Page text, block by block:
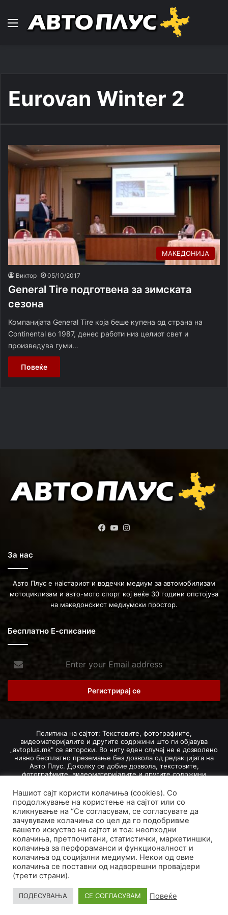
Навигација
Eurovan Winter 2
МАКЕДОНИЈА
Виктор 05/10/2017
General Tire подготвена за зимската
сезона
Компанијата General Tire која беше купена од страна на
Continental во 1987, денес работи низ целиот свет и
произведува гуми…
Повеќе
Facebook
YouTube
За нас
Авто Плус е наістариот и водечки медиум за автомобилизам
мотоциклизам и авто-мото спорт кој веќе 30 години опстојува
на македонскиот медиумски простор.
Бесплатно Е-списание
your
Email
Политика на сајтот: Текстовите, фотографиите,
видеоматеријалите и другите содржини што ги објавува
„avtoplus.mk" се авторски. Во ниту еден случај не е дозволено
нивно бесплатно преземање без дозвола од редакцијата на
Авто Плус. Доколку се добие дозвола, текстовите,
фотографиите, видеоматеријалите и другите содржини
изворот и авторот со вметнување на директна интернет-врска
(линк) до оригиналната содржина на „avtoplus.mk". При
добивање на одобрување од редакцијата за превземање на
текст, може да се превземе само дел од новинарско дело
насловот, придружната фотографија (односно насловната
фотографија) и воведниот дел на текстот, познат како „лид".
Преземање содржини од „avtoplus.mk" надвор од овие услови
не е дозволено и подложи на санкционирање согласно
Законот за авторски и сродни права.
Developed by PROCESS IN. Hosted byGoHost.
Политика за приватност
Политика на колачиња
Нашиот сајт користи колачиња (cookies). Со
продолжување на користење на сајтот или со
кликнување на “Се согласувам, се согласувате да
зачувуваме колачиња со цел да го подобривме
вашето искуство на сајтот и тоа: неопходни
колачиња, претпочитани, статистички, маркетиншки,
колачиња за перфораманси и функционалност и
колачиња од социјални медиуми. Некои од овие
колачиња се поставни од надворешни провајдери
(трети страни).
ПОДЕСУВАЊА СЕ СОГЛАСУВАМ Повеќе